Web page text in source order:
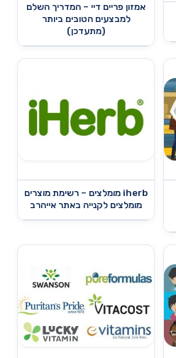
אמזון פריים דיי – המדריך השלם
למבצעים הטובים ביותר
(מתעדכן)
iherb מומלצים – רשימת מוצרים
מומלצים לקנייה באתר אייהרב